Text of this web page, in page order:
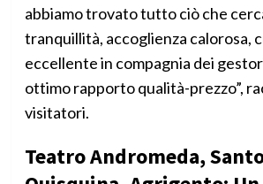
abbiamo trovato tutto ciò che
tranquillità, accoglienza calorosa,
eccellente in compagnia dei
ottimo rapporto qualità-prezzo”,
visitatori.
Teatro Andromeda,